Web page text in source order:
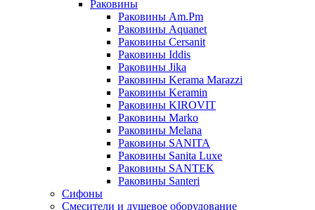
Раковины
Раковины Am.Pm
Раковины Aquanet
Раковины Cersanit
Раковины Iddis
Раковины Jika
Раковины Kerama Marazzi
Раковины Keramin
Раковины KIROVIT
Раковины Marko
Раковины Melana
Раковины SANITA
Раковины Sanita Luxe
Раковины SANTEK
Раковины Santeri
Сифоны
Смесители и душевое оборудование